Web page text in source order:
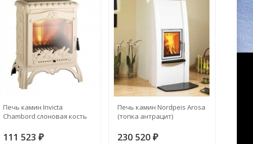
Печь камин Invicta
Chambord слоновая кость
111 523 ₽
Печь камин Nordpeis Arosa
(топка антрацит)
230 520 ₽